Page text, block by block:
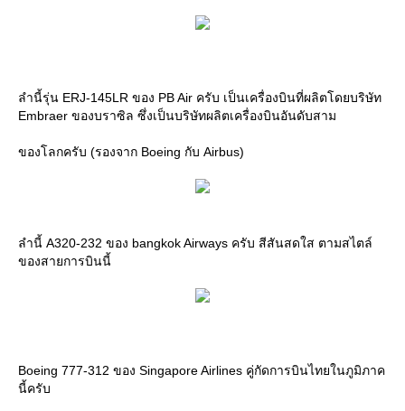
ลำนี้รุ่น ERJ-145LR ของ PB Air ครับ เป็นเครื่องบินที่ผลิตโดยบริษัท
Embraer ของบราซิล ซึ่งเป็นบริษัทผลิตเครื่องบินอันดับสาม
ของโลกครับ (รองจาก Boeing กับ Airbus)
ลำนี้ A320-232 ของ bangkok Airways ครับ สีสันสดใส ตามสไตล์
ของสายการบินนี้
Boeing 777-312 ของ Singapore Airlines คู่กัดการบินไทยในภูมิภาค
นี้ครับ